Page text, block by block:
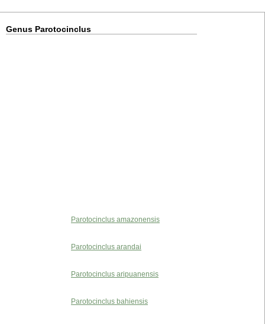
Genus Parotocinclus
Parotocinclus amazonensis
Parotocinclus arandai
Parotocinclus aripuanensis
Parotocinclus bahiensis